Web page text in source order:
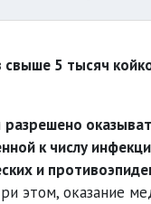
свыше 5 тысяч
разрешено
к числу
и
этом, оказание